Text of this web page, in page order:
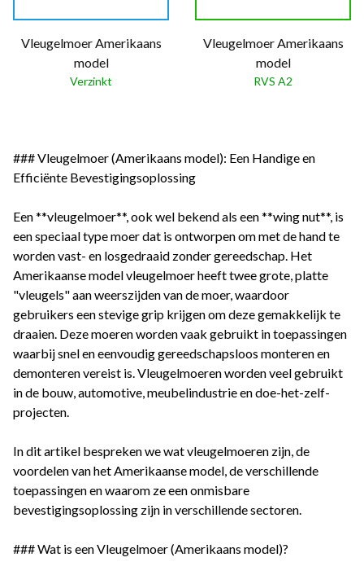
Vleugelmoer Amerikaans
model
Verzinkt
Vleugelmoer Amerikaans
model
RVS A2
### Vleugelmoer (Amerikaans model): Een Handige en
Efficiënte Bevestigingsoplossing
Een **vleugelmoer**, ook wel bekend als een **wing nut**, is
een speciaal type moer dat is ontworpen om met de hand te
worden vast- en losgedraaid zonder gereedschap. Het
Amerikaanse model vleugelmoer heeft twee grote, platte
"vleugels" aan weerszijden van de moer, waardoor
gebruikers een stevige grip krijgen om deze gemakkelijk te
draaien. Deze moeren worden vaak gebruikt in toepassingen
waarbij snel en eenvoudig gereedschapsloos monteren en
demonteren vereist is. Vleugelmoeren worden veel gebruikt
in de bouw, automotive, meubelindustrie en doe-het-zelf-
projecten.
In dit artikel bespreken we wat vleugelmoeren zijn, de
voordelen van het Amerikaanse model, de verschillende
toepassingen en waarom ze een onmisbare
bevestigingsoplossing zijn in verschillende sectoren.
### Wat is een Vleugelmoer (Amerikaans model)?